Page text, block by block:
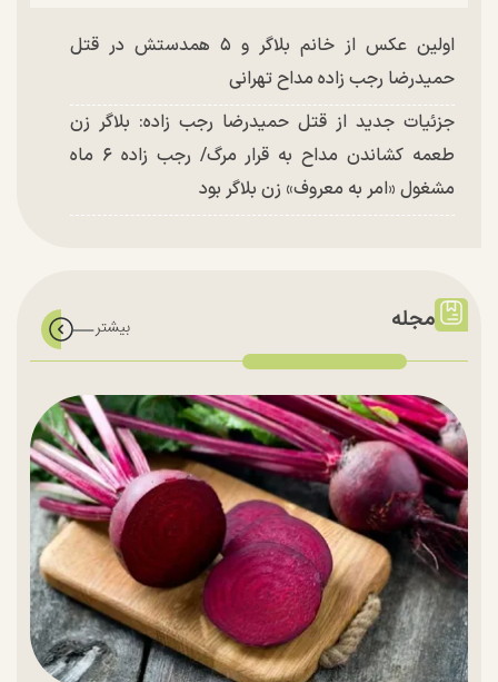
اولین عکس از خانم بلاگر و ۵ همدستش در قتل
حمیدرضا رجب زاده مداح تهرانی
جزئیات جدید از قتل حمیدرضا رجب زاده: بلاگر زن
طعمه کشاندن مداح به قرار مرگ/ رجب زاده ۶ ماه
مشغول «امر به معروف» زن بلاگر بود
مجله